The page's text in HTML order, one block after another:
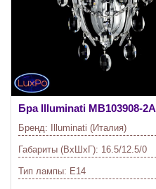
Бра Illuminati MB103908-2A
Бренд: Illuminati (Италия)
Габариты (ВхШхГ): 16.5/12.5/0
Тип лампы: E14